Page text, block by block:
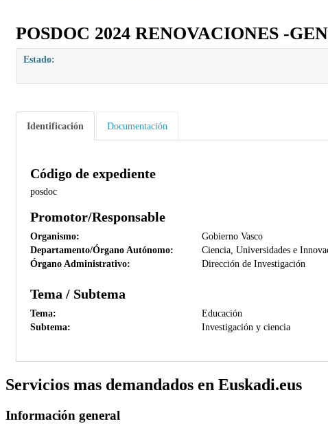
POSDOC 2024 RENOVACIONES -
Estado:
Identificación Documentación
Código de expediente
posdoc
Promotor/Responsable
Organismo:
Gobierno Vasco
Departamento/Órgano Autónomo:
Ciencia, Universidades e
Órgano Administrativo:
Dirección de Investigación
Tema / Subtema
Tema:
Educación
Subtema:
Investigación y ciencia
Servicios mas demandados en Euskadi.eus
Información general